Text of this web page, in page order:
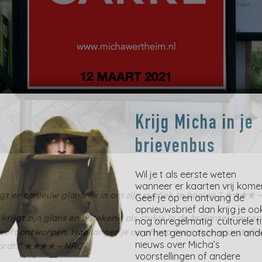
er opnieuw glansrijk in om zijn publiek te boeien.”★★★★ –
krijgt zijn glans en betekenis als stukje in de briljante,
ontworpen. Hoe langer je na afloop over deze
★★★★ – NRC
Krijg Micha in je
brievenbus
Wil je t als eerste weten
wanneer er kaarten vrij
Geef je op en ontvang de
opnieuwsbrief dan krijg je
nog onregelmatig culturele
van het genootschap en
nieuws over Micha’s
voorstellingen of andere